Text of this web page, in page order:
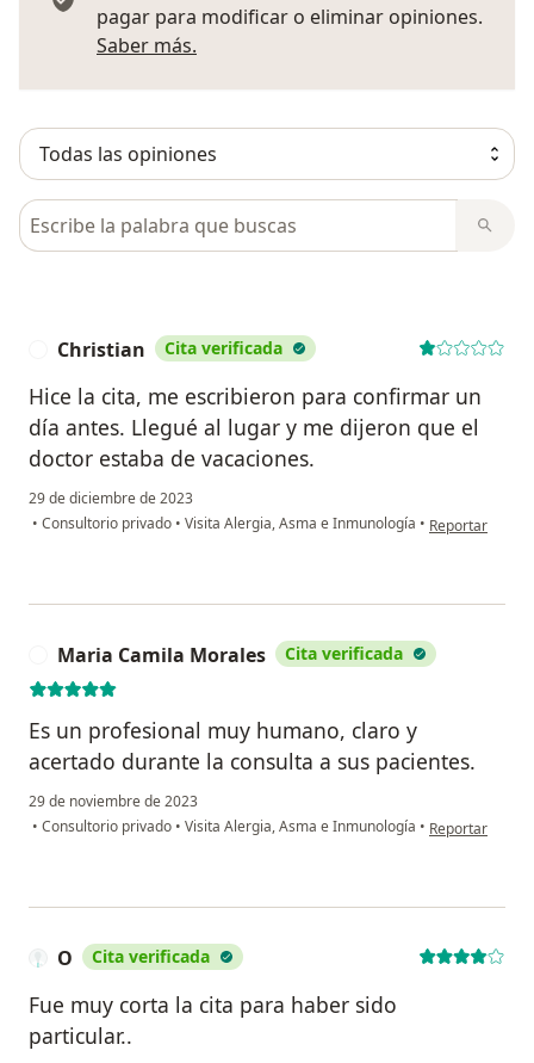
pagar para modificar o eliminar opiniones.
Saber más.
Busca en opiniones
Christian Cita verificada
Hice la cita, me escribieron para confirmar un
día antes. Llegué al lugar y me dijeron que el
doctor estaba de vacaciones.
29 de diciembre de 2023
• Consultorio privado • Visita Alergia, Asma e Inmunología • en opinión del
Reportar
Maria Camila Morales Cita verificada
Es un profesional muy humano, claro y
acertado durante la consulta a sus pacientes.
29 de noviembre de 2023
• Consultorio privado • Visita Alergia, Asma e Inmunología • en opinión del
Reportar
O Cita verificada
Fue muy corta la cita para haber sido
particular..